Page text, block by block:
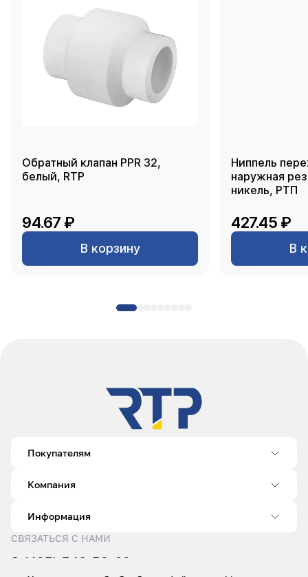
Обратный клапан PPR 32,
белый, RTP
94.67 ₽
В корзину
Ниппель
наружная
никель, РТП
427.45 ₽
В
Покупателям
Компания
Информация
СВЯЗАТЬСЯ С НАМИ
8 (495) 540-52-62